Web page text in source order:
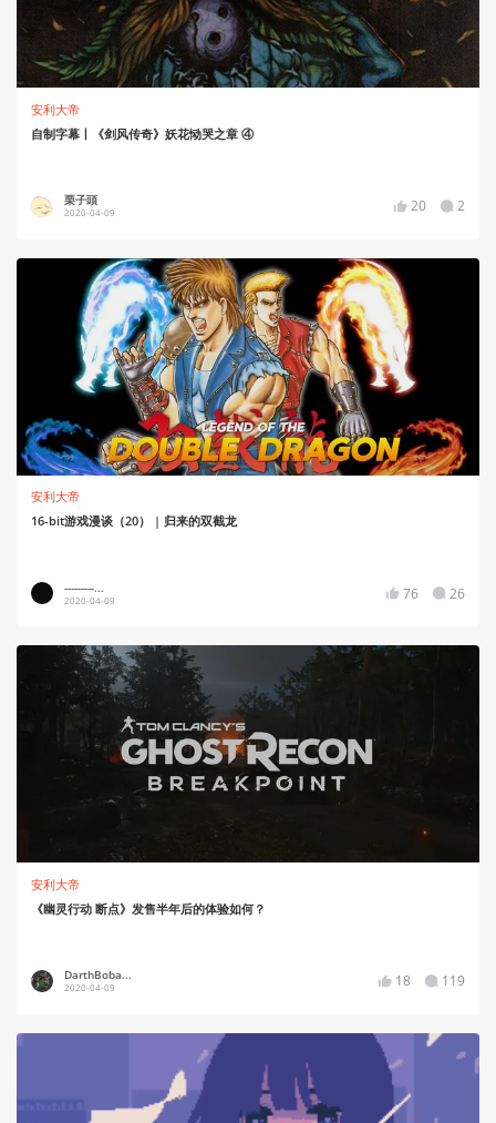
安利大帝
自制字幕丨《剑风传奇》妖花恸哭之章 ④
栗子頭
2020-04-09 20 2
安利大帝
16-bit游戏漫谈（20） | 归来的双截龙
---------...
2020-04-09 76 26
安利大帝
《幽灵行动 断点》发售半年后的体验如何？
DarthBoba...
2020-04-09 18 119